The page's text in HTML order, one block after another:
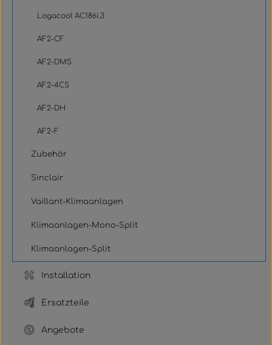
Logacool AC186i.3
AF2-CF
AF2-DMS
AF2-4CS
AF2-DH
AF2-F
Zubehör
Sinclair
Vaillant-Klimaanlagen
Klimaanlagen-Mono-Split
Klimaanlagen-Split
Installation
Ersatzteile
Angebote